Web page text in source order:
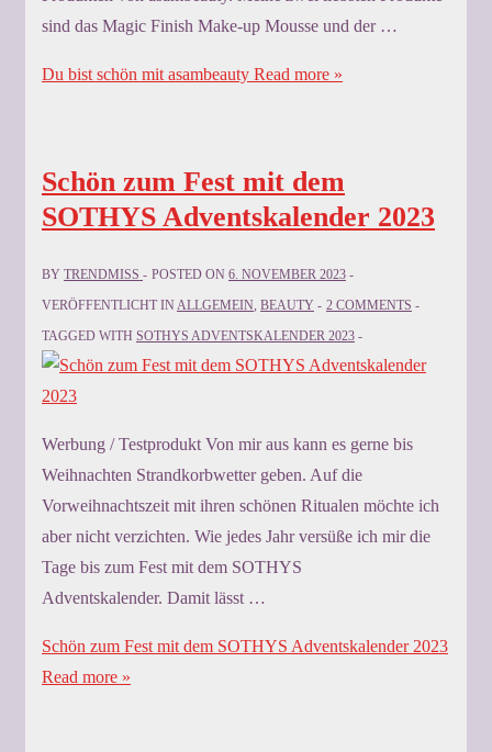
sind das Magic Finish Make-up Mousse und der …
Du bist schön mit asambeauty Read more »
Schön zum Fest mit dem
SOTHYS Adventskalender 2023
BY TRENDMISS POSTED ON 6. NOVEMBER 2023
VERÖFFENTLICHT INALLGEMEIN, BEAUTY
2 COMMENTS
TAGGED WITH SOTHYS ADVENTSKALENDER 2023
Werbung / Testprodukt Von mir aus kann es gerne bis
Weihnachten Strandkorbwetter geben. Auf die
Vorweihnachtszeit mit ihren schönen Ritualen möchte ich
aber nicht verzichten. Wie jedes Jahr versüße ich mir die
Tage bis zum Fest mit dem SOTHYS
Adventskalender. Damit lässt …
Schön zum Fest mit dem SOTHYS Adventskalender 2023
Read more »